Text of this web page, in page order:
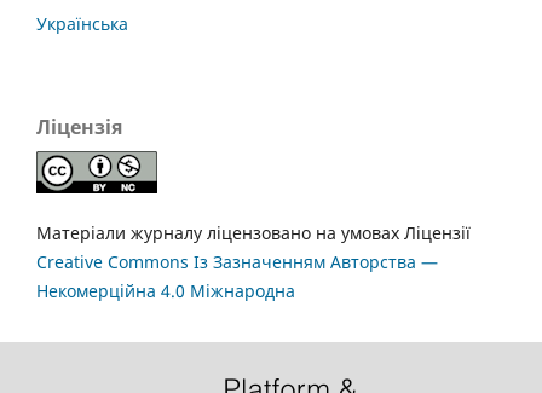
Українська
Ліцензія
Матеріали журналу ліцензовано на умовах Ліцензії
Creative Commons Із Зазначенням Авторства —
Некомерційна 4.0 Міжнародна